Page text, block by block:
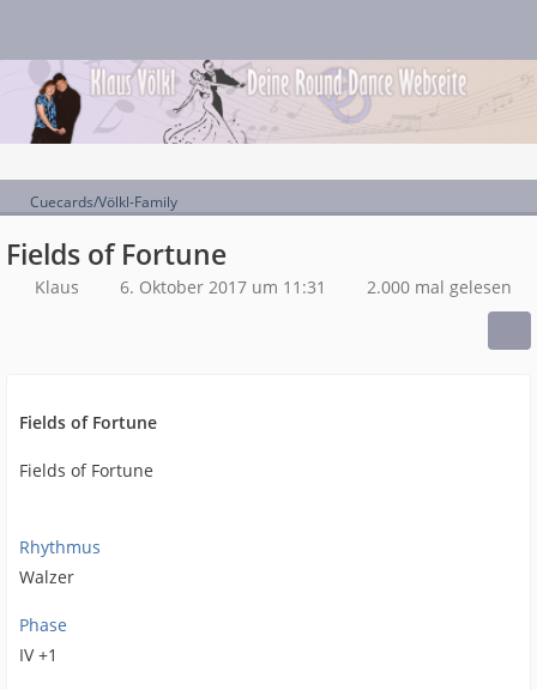
Cuecards/Völkl-Family
Fields of Fortune
Klaus 6. Oktober 2017 um 11:31 2.000 mal gelesen
Fields of Fortune
Fields of Fortune
Rhythmus
Walzer
Phase
IV +1